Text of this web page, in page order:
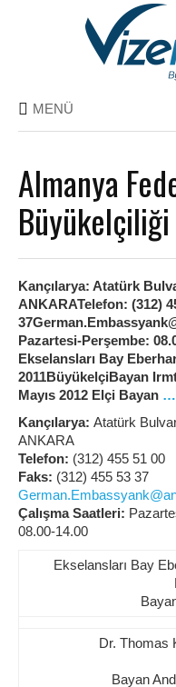
MENÜ
Almanya
Büyükelçiliği
Kançılarya: Atatürk
ANKARATelefon: (312)
Pazartesi-Perşembe:
Ekselansları Bay
2011BüyükelçiBayan
Mayıs 2012 Elçi Bayan …
Kançılarya: Atatürk
ANKARA
Telefon: (312) 455 51 00
Faks: (312) 455 53 37
Çalışma Saatleri:
08.00-14.00
Ekselansları Bay
Dr. Thomas
Bayan